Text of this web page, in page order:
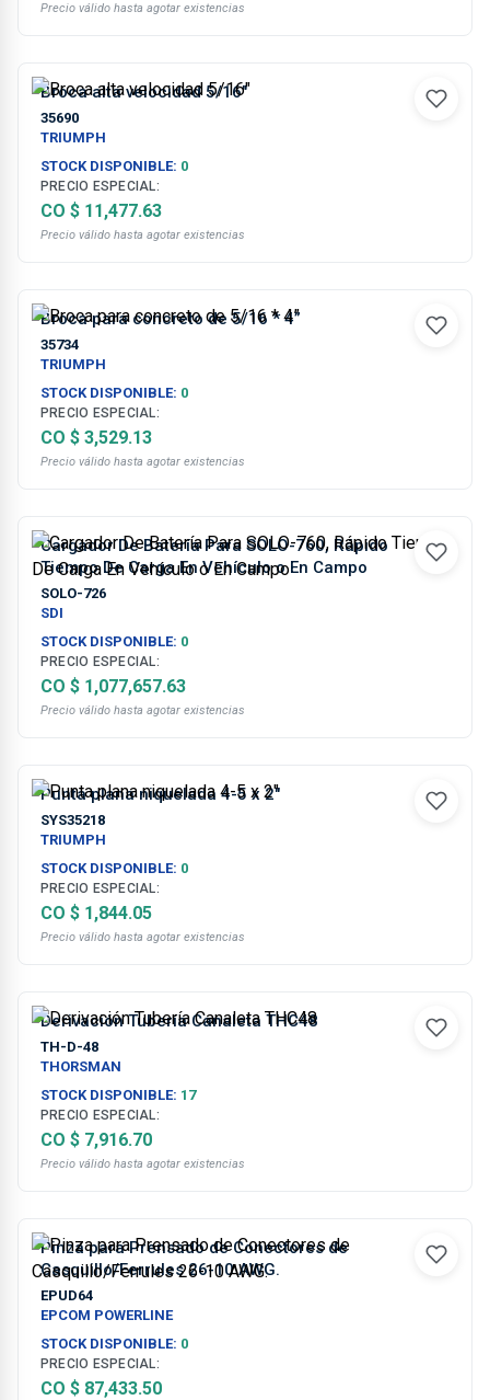
Precio válido hasta agotar existencias
Broca alta velocidad 5/16"
35690
TRIUMPH
STOCK DISPONIBLE: 0
PRECIO ESPECIAL:
CO $ 11,477.63
Precio válido hasta agotar existencias
Broca para concreto de 5/16 * 4”
35734
TRIUMPH
STOCK DISPONIBLE: 0
PRECIO ESPECIAL:
CO $ 3,529.13
Precio válido hasta agotar existencias
Cargador De Batería Para SOLO-760, Rápido
Tiempo De Carga En Vehículo o En Campo
SOLO-726
SDI
STOCK DISPONIBLE: 0
PRECIO ESPECIAL:
CO $ 1,077,657.63
Precio válido hasta agotar existencias
Punta plana niquelada 4-5 x 2"
SYS35218
TRIUMPH
STOCK DISPONIBLE: 0
PRECIO ESPECIAL:
CO $ 1,844.05
Precio válido hasta agotar existencias
Derivación Tubería Canaleta THC48
TH-D-48
THORSMAN
STOCK DISPONIBLE: 17
PRECIO ESPECIAL:
CO $ 7,916.70
Precio válido hasta agotar existencias
Pinza para Prensado de Conectores de
Casquillo/Ferrules 26-10 AWG.
EPUD64
EPCOM POWERLINE
STOCK DISPONIBLE: 0
PRECIO ESPECIAL:
CO $ 87,433.50